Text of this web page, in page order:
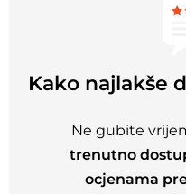
Kako najlakše
Ne gubite
trenutno
ocjenama